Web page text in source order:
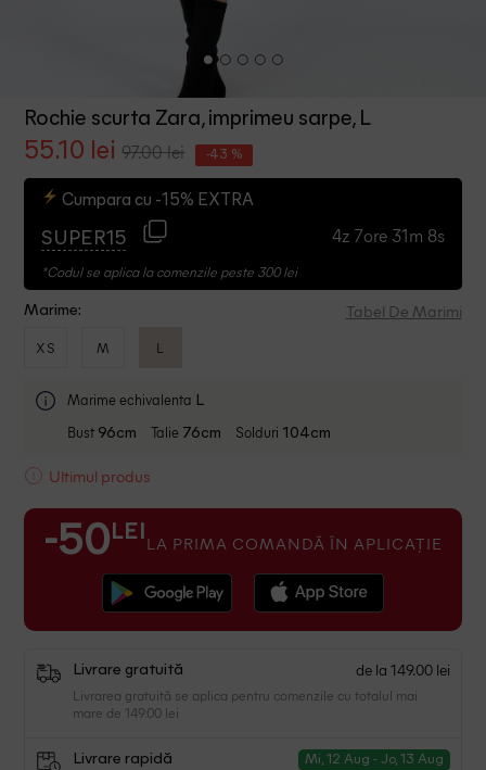
Rochie scurta Zara, imprimeu sarpe, L
55.10 lei 97.00 lei -43 %
Cumpara cu -15% EXTRA
SUPER15 4z 7ore 31m 7s
*Codul se aplica la comenzile peste 300 lei
Marime: Tabel De Marimi
XS M L
Marime echivalenta L
Bust 96cm Talie 76cm Solduri 104cm
Ultimul produs
-50 LEI LA PRIMA COMANDĂ ÎN APLICAȚIE
Livrare gratuită de la 149.00 lei
Livrarea gratuită se aplica pentru comenzile cu totalul mai
mare de 149.00 lei
Livrare rapidă Mi, 12 Aug - Jo, 13 Aug